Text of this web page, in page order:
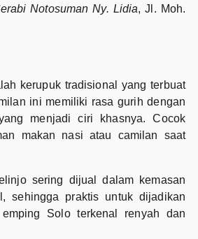
Notosuman Ny. Lidia, Jl. Moh.
kerupuk tradisional yang terbuat
ini memiliki rasa gurih dengan
menjadi ciri khasnya. Cocok
makan nasi atau camilan saat
sering dijual dalam kemasan
sehingga praktis untuk dijadikan
Solo terkenal renyah dan